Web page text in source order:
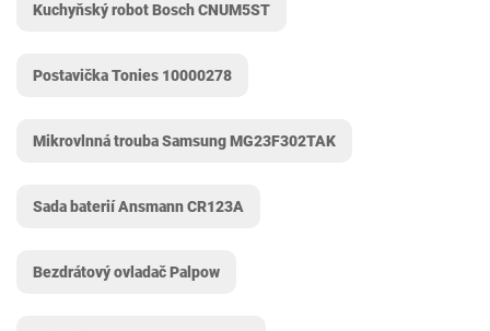
Kuchyňský robot Bosch CNUM5ST
Postavička Tonies 10000278
Mikrovlnná trouba Samsung MG23F302TAK
Sada baterií Ansmann CR123A
Bezdrátový ovladač Palpow